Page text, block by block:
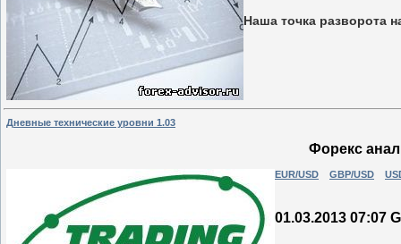
Наша точка разворота
Дневные технические уровни 1.03
Форекс
EUR/USD GBP/USD
01.03.2013 07:07